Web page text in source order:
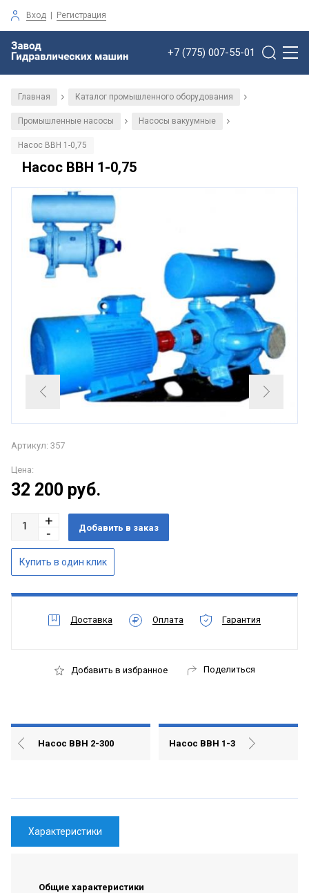
Вход | Регистрация
+7 (775) 007-55-01
Главная / Каталог промышленного оборудования /
Промышленные насосы / Насосы вакуумные /
Насос ВВН 1-0,75
Насос ВВН 1-0,75
Артикул: 357
Цена:
32 200 руб.
Доставка Оплата Гарантия
Добавить в избранное Поделиться
Насос ВВН 2-300 Насос ВВН 1-3
Характеристики
Общие характеристики